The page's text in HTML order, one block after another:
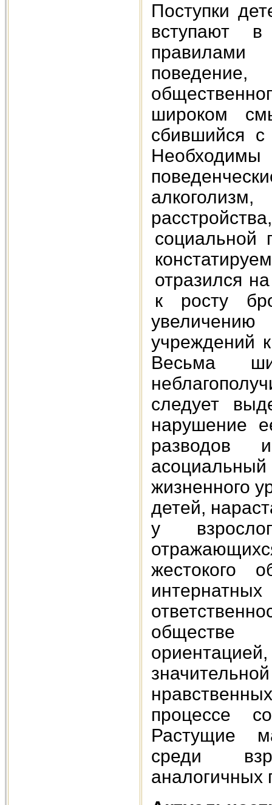
Поступки
вступают
широком
сбившийся
Необходимы
отразился
к росту
учреждений
Весьма
следует
нарушение
разводов
жизненного
детей,
у
жестокого
обществе
процессе
Растущие
среди
аналогичных